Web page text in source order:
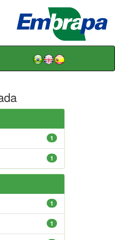
1
1
1
1